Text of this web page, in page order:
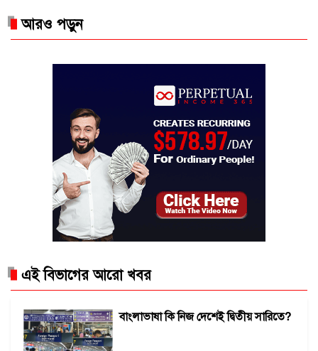
আরও পড়ুন
এই বিভাগের আরো খবর
বাংলাভাষা কি নিজ দেশেই দ্বিতীয় সারিতে?